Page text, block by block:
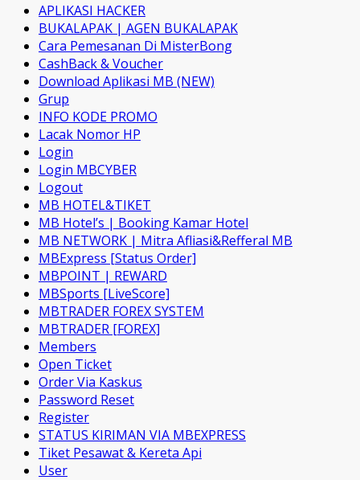
APLIKASI HACKER
BUKALAPAK | AGEN BUKALAPAK
Cara Pemesanan Di MisterBong
CashBack & Voucher
Download Aplikasi MB (NEW)
Grup
INFO KODE PROMO
Lacak Nomor HP
Login
Login MBCYBER
Logout
MB HOTEL&TIKET
MB Hotel’s | Booking Kamar Hotel
MB NETWORK | Mitra Afliasi&Refferal MB
MBExpress [Status Order]
MBPOINT | REWARD
MBSports [LiveScore]
MBTRADER FOREX SYSTEM
MBTRADER [FOREX]
Members
Open Ticket
Order Via Kaskus
Password Reset
Register
STATUS KIRIMAN VIA MBEXPRESS
Tiket Pesawat & Kereta Api
User